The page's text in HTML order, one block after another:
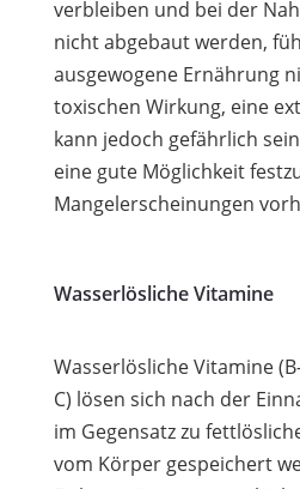
verbleiben und bei der
nicht abgebaut werden,
ausgewogene Ernährung
toxischen Wirkung, eine
kann jedoch gefährlich
eine gute Möglichkeit
Mangelerscheinungen
Wasserlösliche Vitamine
Wasserlösliche Vitamine
C) lösen sich nach der
im Gegensatz zu
vom Körper gespeichert